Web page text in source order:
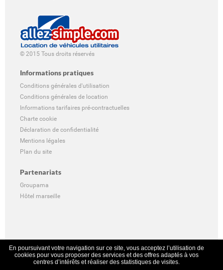
© 2015 Tous droits réservés
Informations pratiques
Conditions générales d'utilisation
Conditions générales de location
Informations tarifaires pré-contractuelles
Charte cookie
Déclaration de confidentialité
Mentions légales
Plan du site
Partenariats
Groupama
Hôtel marseille
En poursuivant votre navigation sur ce site, vous acceptez l’utilisation de
cookies pour vous proposer des services et des offres adaptés à vos
centres d’intérêts et réaliser des statistiques de visites.